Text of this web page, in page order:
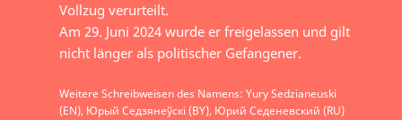
Vollzug verurteilt.
Am 29. Juni 2024 wurde er freigelassen und gilt
nicht länger als politischer Gefangener.
Weitere Schreibweisen des Namens: Yury Sedzianeuski
(EN), Юрый Седзянеўскі (BY), Юрий Седеневский (RU)